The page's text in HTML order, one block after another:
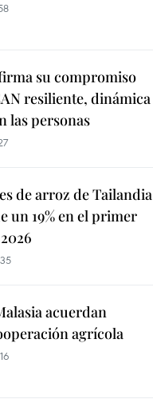
su compromiso
resiliente, dinámica
las personas
de arroz de Tailandia
un 19% en el primer
acuerdan
agrícola